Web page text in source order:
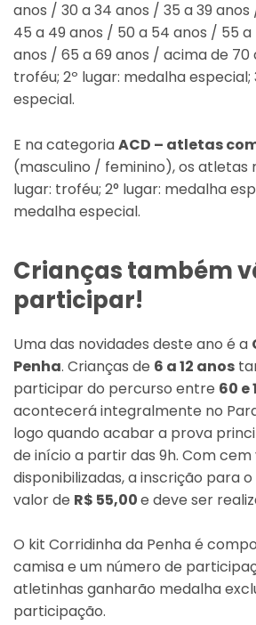
anos / 30 a 34 anos / 35 a 39
45 a 49 anos / 50 a 54 anos / 55
anos / 65 a 69 anos / acima de 70
troféu; 2º lugar: medalha
especial.
E na categoriaACD – atletas
(masculino / feminino), os atletas
lugar: troféu; 2° lugar: medalha
medalha especial.
Crianças também
participar!
Uma das novidades deste ano é a
Penha. Crianças de 6 a 12 anos
participar do percurso entre 60 e
acontecerá integralmente no
logo quando acabar a prova
de início a partir das 9h. Com cem
disponibilizadas, a inscrição para
valor de R$ 55,00e deve ser
O kit Corridinha da Penha é
camisa e um número de
atletinhas ganharão medalha
participação.